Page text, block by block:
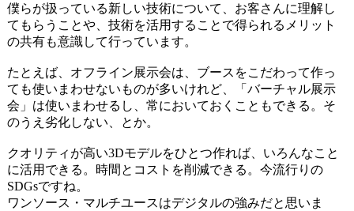
僕らが扱っている新しい技術について、お客さんに理解し
てもらうことや、技術を活用することで得られるメリット
の共有も意識して行っています。
たとえば、オフライン展示会は、ブースをこだわって作っ
ても使いまわせないものが多いけれど、「バーチャル展示
会」は使いまわせるし、常においておくこともできる。そ
のうえ劣化しない、とか。
クオリティが高い3Dモデルをひとつ作れば、いろんなこと
に活用できる。時間とコストを削減できる。今流行りの
SDGsですね。
ワンソース・マルチユースはデジタルの強みだと思いま